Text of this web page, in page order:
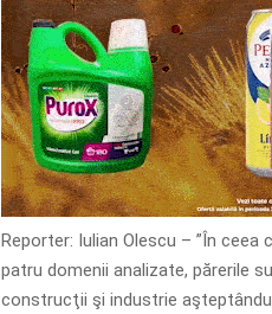
Reporter: Iulian Olescu – ”În
patru domenii analizate, părerile
construcţii şi industrie